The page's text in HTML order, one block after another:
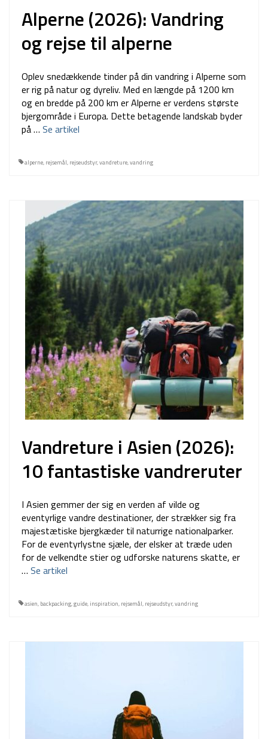
Alperne (2026): Vandring
og rejse til alperne
Oplev snedækkende tinder på din vandring i Alperne som
er rig på natur og dyreliv. Med en længde på 1200 km
og en bredde på 200 km er Alperne er verdens største
bjergområde i Europa. Dette betagende landskab byder
på … Se artikel
alperne, rejsemål, rejseudstyr,vandreture,vandring
Vandreture i Asien (2026):
10 fantastiske vandreruter
I Asien gemmer der sig en verden af vilde og
eventyrlige vandre destinationer, der strækker sig fra
majestætiske bjergkæder til naturrige nationalparker.
For de eventyrlystne sjæle, der elsker at træde uden
for de velkendte stier og udforske naturens skatte, er
… Se artikel
asien, backpacking,guide, inspiration, rejsemål, rejseudstyr,vandring